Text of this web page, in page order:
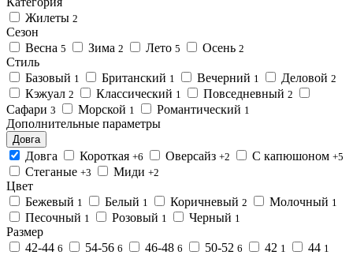
Жилеты 2
Сезон
Весна 5 Зима 2 Лето 5 Осень 2
Стиль
Базовый 1 Британский 1 Вечерний 1 Деловой 2
Кэжуал 2 Классический 1 Повседневный 2
Сафари 3 Морской 1 Романтический 1
Дополнительные параметры
Довга
Довга Короткая +6 Оверсайз +2 С капюшоном +5
Стеганые +3 Миди +2
Цвет
Бежевый 1 Белый 1 Коричневый 2 Молочный 1
Песочный 1 Розовый 1 Черный 1
Размер
42-44 6 54-56 6 46-48 6 50-52 6 42 1 44 1